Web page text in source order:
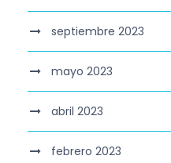
septiembre 2023
mayo 2023
abril 2023
febrero 2023